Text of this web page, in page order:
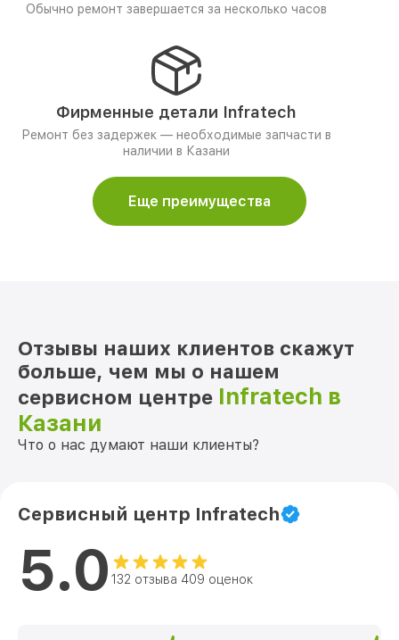
Обычно ремонт завершается за несколько часов
Фирменные детали Infratech
Ремонт без задержек — необходимые запчасти в
наличии в Казани
Еще преимущества
Отзывы наших клиентов скажут
больше, чем мы о нашем
сервисном центре Infratech в
Казани
Что о нас думают наши клиенты?
Сервисный центр Infratech
5.0 132 отзыва 409 оценок